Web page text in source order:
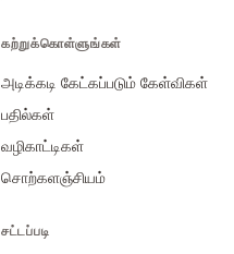
கற்றுக்கொள்ளுங்கள்
அடிக்கடி கேட்கப்படும் கேள்விகள்
பதில்கள்
வழிகாட்டிகள்
சொற்களஞ்சியம்
சட்டப்படி